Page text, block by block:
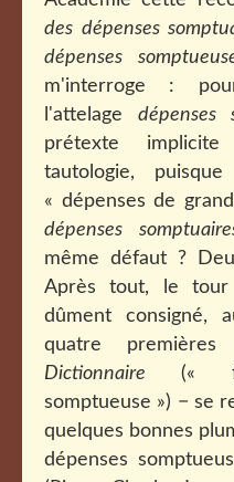
des dépenses
dépenses
m'interroge :
l'attelage dépenses
prétexte
tautologie,
« dépenses de
dépenses
même défaut ?
Après tout, le
dûment consigné,
quatre
Dictionnaire («
somptueuse ») − se
quelques bonnes
dépenses